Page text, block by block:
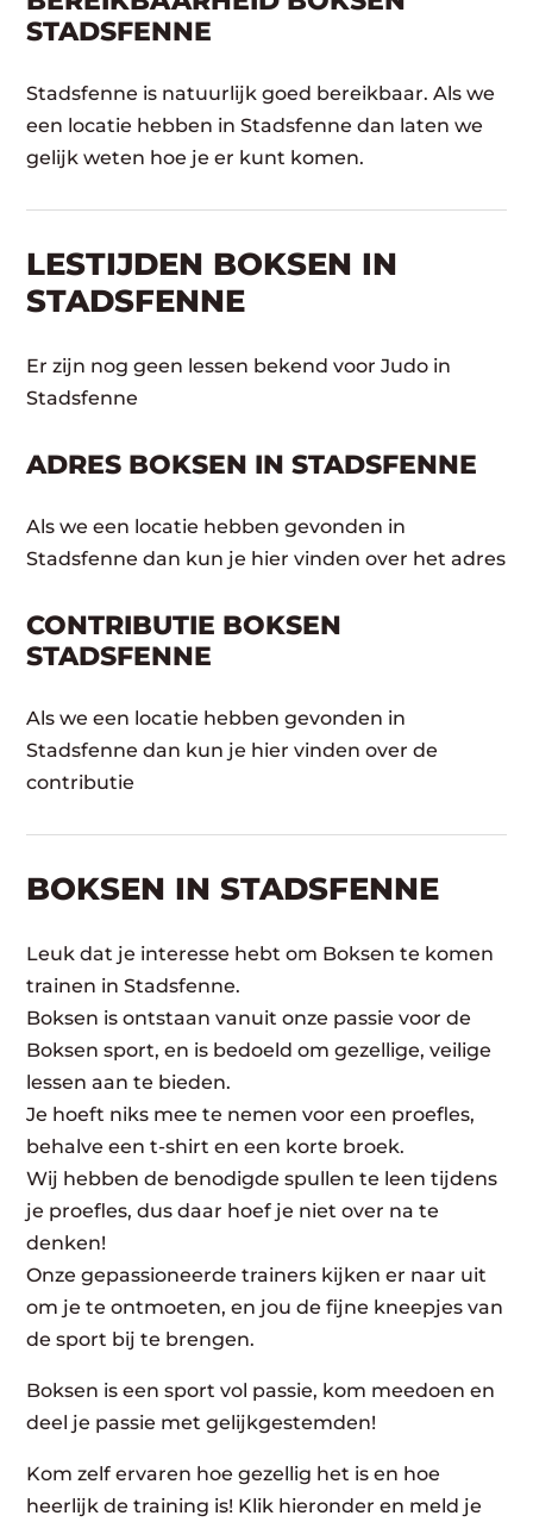
STADSFENNE
Stadsfenne is natuurlijk goed bereikbaar. Als we
een locatie hebben in Stadsfenne dan laten we
gelijk weten hoe je er kunt komen.
LESTIJDEN BOKSEN IN
STADSFENNE
Er zijn nog geen lessen bekend voor Judo in
Stadsfenne
ADRES BOKSEN IN STADSFENNE
Als we een locatie hebben gevonden in
Stadsfenne dan kun je hier vinden over het adres
CONTRIBUTIE BOKSEN
STADSFENNE
Als we een locatie hebben gevonden in
Stadsfenne dan kun je hier vinden over de
contributie
BOKSEN IN STADSFENNE
Leuk dat je interesse hebt om Boksen te komen
trainen in Stadsfenne.
Boksen is ontstaan vanuit onze passie voor de
Boksen sport, en is bedoeld om gezellige, veilige
lessen aan te bieden.
Je hoeft niks mee te nemen voor een proefles,
behalve een t-shirt en een korte broek.
Wij hebben de benodigde spullen te leen tijdens
je proefles, dus daar hoef je niet over na te
denken!
Onze gepassioneerde trainers kijken er naar uit
om je te ontmoeten, en jou de fijne kneepjes van
de sport bij te brengen.
Boksen is een sport vol passie, kom meedoen en
deel je passie met gelijkgestemden!
Kom zelf ervaren hoe gezellig het is en hoe
heerlijk de training is! Klik hieronder en meld je